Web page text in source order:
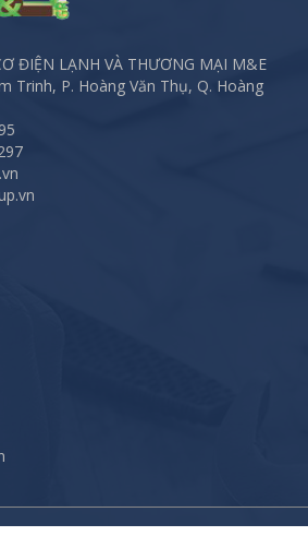
ĐIỆN LẠNH VÀ THƯƠNG MẠI M&E
Trinh, P. Hoàng Văn Thụ, Q. Hoàng